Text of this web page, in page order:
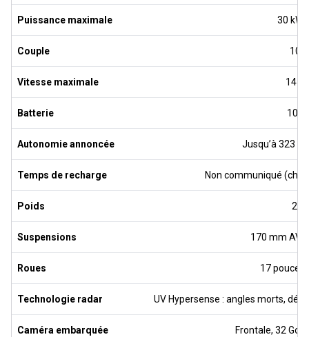
Puissance maximale 30 kW
Couple 100
Vitesse maximale 145
Batterie 10,3
Autonomie annoncée Jusqu’à 323
Temps de recharge Non communiqué
Poids
Suspensions 170 mm AV/
Roues 17 pouces
Technologie radar UV Hypersense : angles morts,
Caméra embarquée Frontale, 32 Go